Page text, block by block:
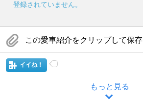
登録されていません。
この愛車紹介をクリップして保存
イイね！
もっと見る